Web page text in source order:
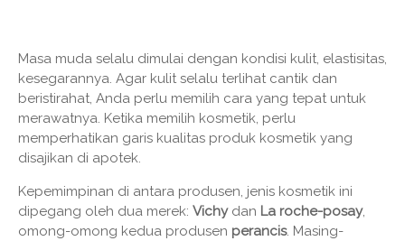
Masa muda selalu dimulai dengan kondisi kulit, elastisitas,
kesegarannya. Agar kulit selalu terlihat cantik dan
beristirahat, Anda perlu memilih cara yang tepat untuk
merawatnya. Ketika memilih kosmetik, perlu
memperhatikan garis kualitas produk kosmetik yang
disajikan di apotek.
Kepemimpinan di antara produsen, jenis kosmetik ini
dipegang oleh dua merek: Vichydan La roche-posay,
omong-omong kedua produsen perancis. Masing-